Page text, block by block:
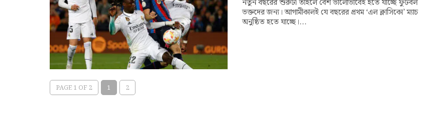
নতুন বছরের শুরুটা তাহলে বেশ ভালোভাবেই হতে যাচ্ছে ফুটবল
ভক্তদের জন্য। আগামীকালই যে বছরের প্রথম ‘এল ক্লাসিকো’ ম্যাচ
অনুষ্ঠিত হতে যাচ্ছে।...
PAGE 1 OF 2 1 2